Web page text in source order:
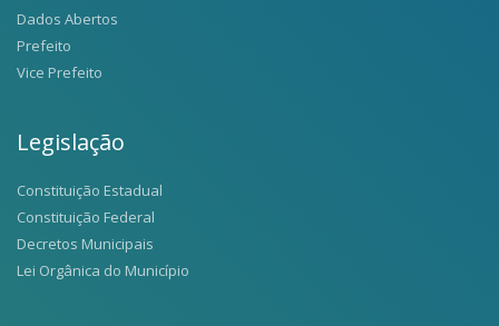
Dados Abertos
Prefeito
Vice Prefeito
Legislação
Constituição Estadual
Constituição Federal
Decretos Municipais
Lei Orgânica do Município